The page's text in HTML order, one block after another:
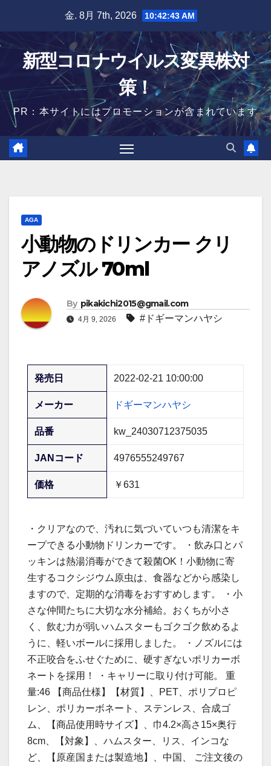
content
金. 8月 7th, 2026 10:42:44 AM
新型コロナウイルス変異株対
策！
PR：本サイトにはプロモーションが含まれています
AGA
小動物のドリンカー クリ
アノズル 70ml
By pikakichi2015@gmail.com
4月 9, 2026 #ドギーマンハヤシ
発売日 2022-02-21 10:00:00
メーカー ドギーマンハヤシ
品番 kw_24030712375035
JANコード 4976555249767
価格 ￥631
・クリアなので、汚れに気づいていつも清潔をキ
ープできる小動物ドリンカーです。 ・飲み口とパ
ッキンは熱湯消毒ができて殺菌OK！小動物に寄
生するコクシジウム原虫は、食器などから感染し
ますので、定期的な消毒をおすすめします。 ・小
さな仲間たちに大切な水分補給。おくちが小さ
く、飲む力が弱いハムスターもゴクゴク飲めるよ
うに、軽いボールに採用しました。 ・ノズルには
不正咬合をふせぐために、硬すぎないポリカーボ
ネートを採用！ ・キャリーに取り付け可能。 重
量:46 【商品仕様】【材質】、PET、ポリプロピ
レン、ポリカーボネート、ステンレス、合成ゴ
ム、【商品使用時サイズ】、巾4.2×高さ15×奥行
8cm、【対象】、ハムスター、リス、インコな
ど、【原産国または製造地】、中国、 ご注文後の